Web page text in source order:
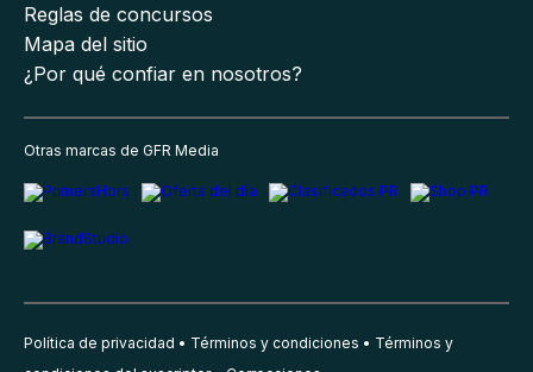
Reglas de concursos
Mapa del sitio
¿Por qué confiar en nosotros?
Otras marcas de GFR Media
Política de privacidad Términos y condiciones
Términos y